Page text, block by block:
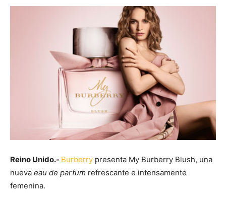
Reino Unido.- Burberry presenta My Burberry Blush, una
nueva eau de parfum refrescante e intensamente
femenina.